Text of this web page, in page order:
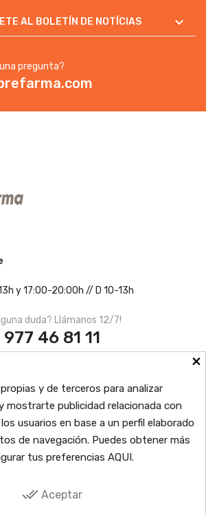
AL BOLETÍN DE NOTÍCIAS 
pregunta?
y 17:00-20:00h // D 10-13h
duda? Llámanos 12/7!
46 81 11

×
y de terceros para analizar
mostrarte publicidad relacionada con
usuarios en base a un perfil elaborado
de navegación. Puedes obtener más
tus preferencias AQUI.
done_all Aceptar